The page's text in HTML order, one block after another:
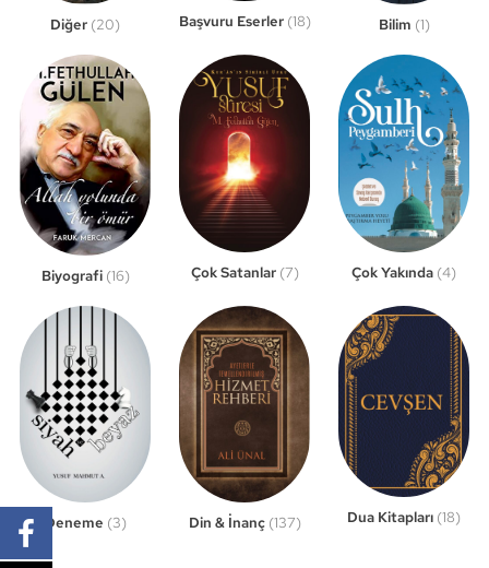
Diğer (20) Başvuru Eserler (18) Bilim (1)
Biyografi (16) Çok Satanlar (7) Çok Yakında (4)
Deneme (3) Din & İnanç (137) Dua Kitapları (18)